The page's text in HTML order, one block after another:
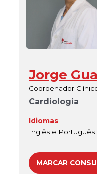
Jorge
Coordenador
Cardiologia
Idiomas
Inglês e Português
MARCAR